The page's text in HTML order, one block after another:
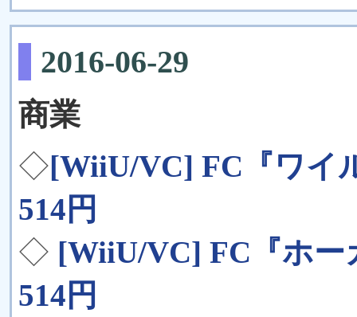
2016-06-29
商業
◇[WiiU/VC] FC『ワイ
514円
◇ [WiiU/VC] FC『ホー
514円